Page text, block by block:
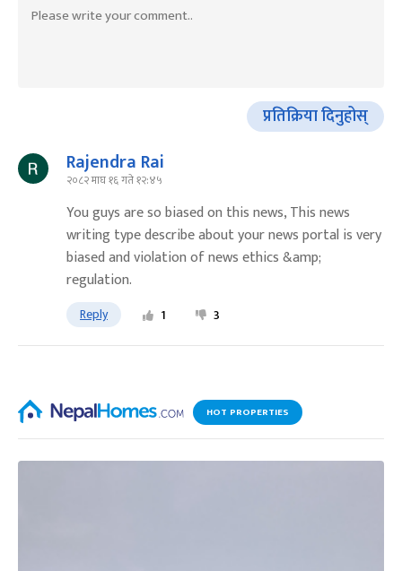
प्रतिक्रिया दिनुहोस्
Rajendra Rai
२०८२ माघ १६ गते १२:४५
You guys are so biased on this news, This news
writing type describe about your news portal is very
biased and violation of news ethics &amp;
regulation.
Reply 1 3
HOT PROPERTIES